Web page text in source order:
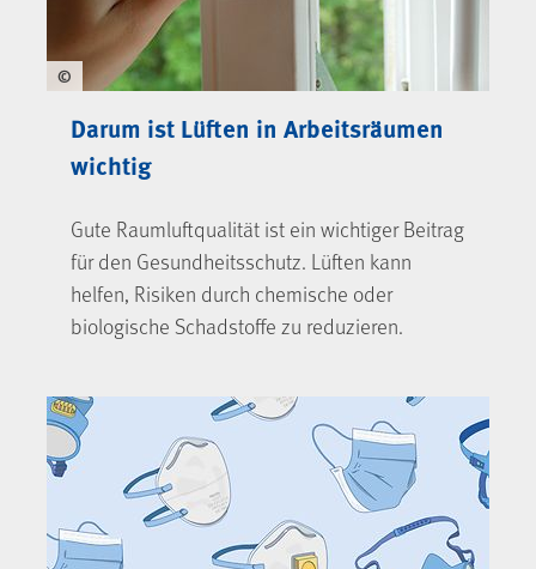
©
Darum ist Lüften in Arbeitsräumen
wichtig
Gute Raumluftqualität ist ein wichtiger Beitrag
für den Gesundheitsschutz. Lüften kann
helfen, Risiken durch chemische oder
biologische Schadstoffe zu reduzieren.